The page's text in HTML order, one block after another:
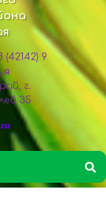
(42142) 9
г.
35